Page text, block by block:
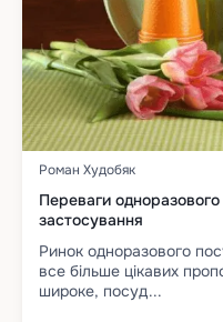
Роман Худобяк
Переваги одноразового
застосування
Ринок одноразового
все більше цікавих
широке, посуд...